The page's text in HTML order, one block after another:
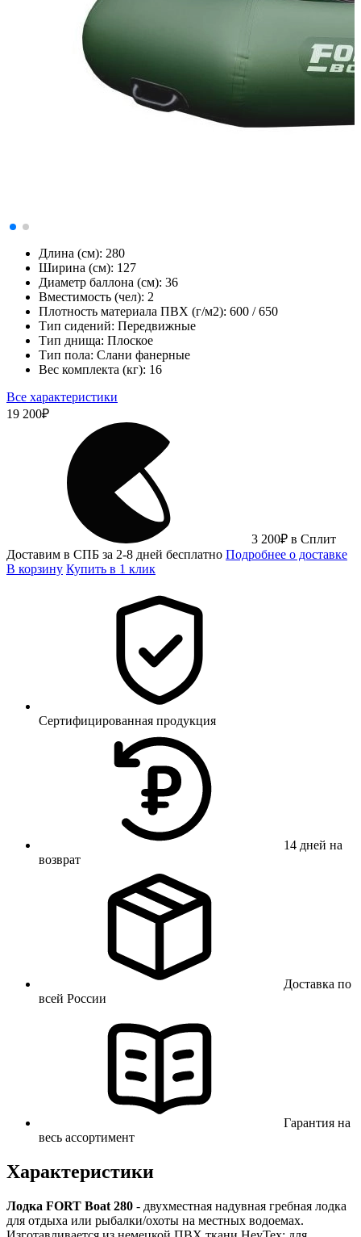
Длина (см): 280
Ширина (см): 127
Диаметр баллона (см): 36
Вместимость (чел): 2
Плотность материала ПВХ (г/м2): 600 / 650
Тип сидений: Передвижные
Тип днища: Плоское
Тип пола: Слани фанерные
Вес комплекта (кг): 16
Все характеристики
19 200₽
3 200₽ в Сплит
Доставим в СПБ за 2-8 дней бесплатно Подробнее о доставке
В корзину Купить в 1 клик
Сертифицированная продукция
14 дней на
возврат
Доставка по
всей России
Гарантия на
весь ассортимент
Характеристики
Лодка FORT Boat 280 - двухместная надувная гребная лодка
для отдыха или рыбалки/охоты на местных водоемах.